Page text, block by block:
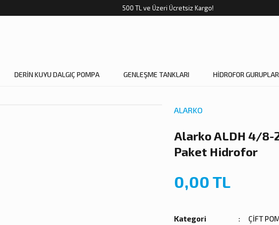
500 TL ve Üzeri Ücretsiz Kargo!
DERİN KUYU DALGIÇ POMPA GENLEŞME TANKLARI HİDROFOR
ALARKO
Alarko ALDH 4/8-
Paket Hidrofor
0,00 TL
Kategori
ÇİFT